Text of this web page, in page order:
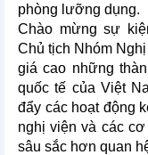
phòng lưỡng dụng.
Chào mừng sự
Chủ tịch Nhóm
giá cao những
quốc tế của Việt
đẩy các hoạt động
nghị viện và các
sâu sắc hơn quan